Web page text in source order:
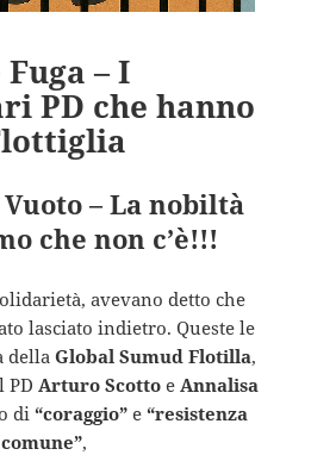
– I
PD che hanno
– La nobiltà
che non c’è!!!
avevano detto che
lasciato indietro. Queste le
della Global Sumud Flotilla,
PD Arturo Scottoe Annalisa
di “coraggio”e “resistenza
comune”,